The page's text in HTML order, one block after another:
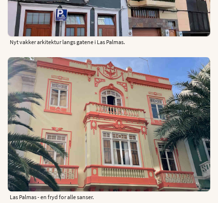
Nyt vakker arkitektur langs gatene i Las Palmas.
Las Palmas - en fryd for alle sanser.